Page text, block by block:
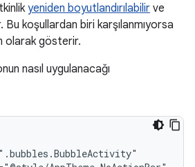
yeniden boyutlandırılabilir ve
Bu koşullardan biri karşılanmıyorsa
olarak gösterir.
nasıl uygulanacağı